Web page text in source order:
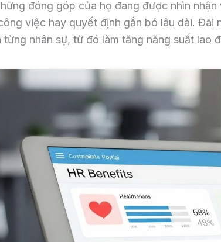
đóng góp của họ đang được nhìn
việc hay quyết định gắn bó lâu dài.
từng nhân sự, từ đó làm tăng năng suất lao